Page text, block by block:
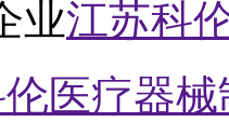
业江苏科
医疗器